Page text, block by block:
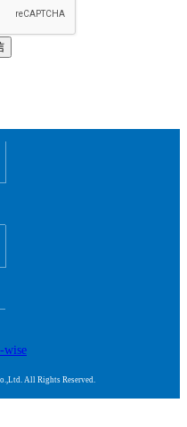
All Rights Reserved.